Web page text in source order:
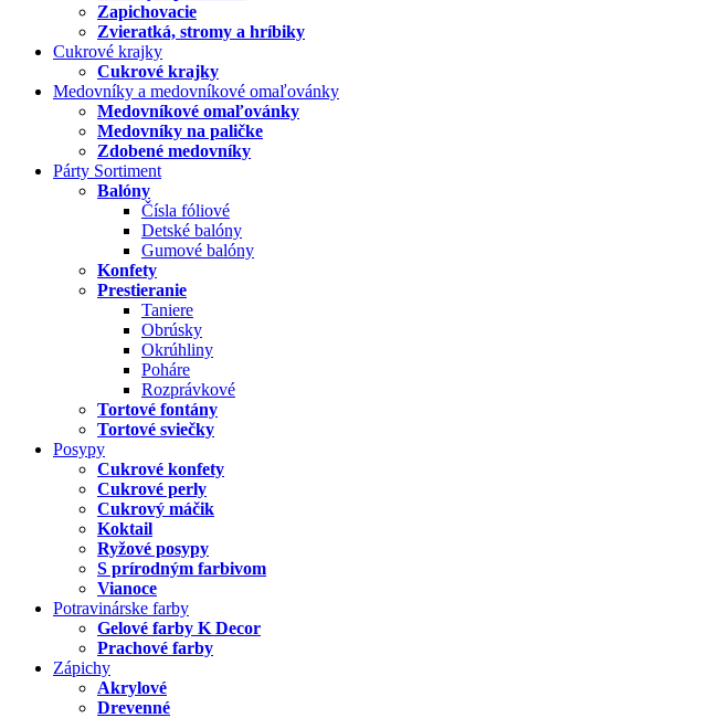
Zapichovacie
Zvieratká, stromy a hríbiky
Cukrové krajky
Cukrové krajky
Medovníky a medovníkové omaľovánky
Medovníkové omaľovánky
Medovníky na paličke
Zdobené medovníky
Párty Sortiment
Balóny
Čísla fóliové
Detské balóny
Gumové balóny
Konfety
Prestieranie
Taniere
Obrúsky
Okrúhliny
Poháre
Rozprávkové
Tortové fontány
Tortové sviečky
Posypy
Cukrové konfety
Cukrové perly
Cukrový máčik
Koktail
Ryžové posypy
S prírodným farbivom
Vianoce
Potravinárske farby
Gelové farby K Decor
Prachové farby
Zápichy
Akrylové
Drevenné